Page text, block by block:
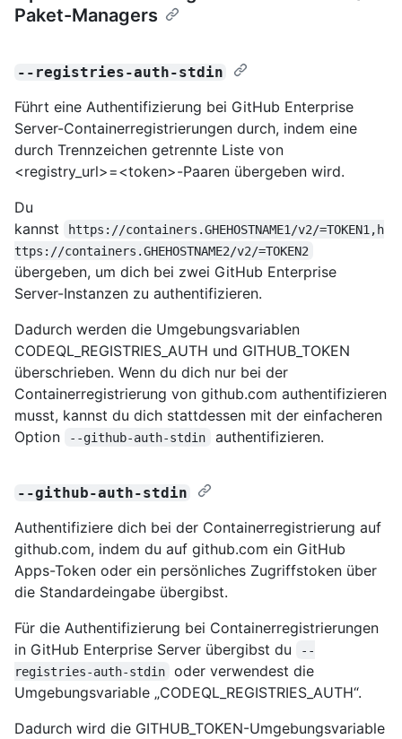
Paket-Managers
--registries-auth-stdin
Führt eine Authentifizierung bei GitHub Enterprise
Server-Containerregistrierungen durch, indem eine
durch Trennzeichen getrennte Liste von
<registry_url>=<token>-Paaren übergeben wird.
Du
kannst
https://containers.GHEHOSTNAME1/v2/=TOKEN1,h
ttps://containers.GHEHOSTNAME2/v2/=TOKEN2
übergeben, um dich bei zwei GitHub Enterprise
Server-Instanzen zu authentifizieren.
Dadurch werden die Umgebungsvariablen
CODEQL_REGISTRIES_AUTH und GITHUB_TOKEN
überschrieben. Wenn du dich nur bei der
Containerregistrierung von github.com authentifizieren
musst, kannst du dich stattdessen mit der einfacheren
Option
--github-auth-stdin authentifizieren.
--github-auth-stdin
Authentifiziere dich bei der Containerregistrierung auf
github.com, indem du auf github.com ein GitHub
Apps-Token oder ein persönliches Zugriffstoken über
die Standardeingabe übergibst.
Für die Authentifizierung bei Containerregistrierungen
in GitHub Enterprise Server übergibst du
--
registries-auth-stdin
oder verwendest die
Umgebungsvariable „CODEQL_REGISTRIES_AUTH“.
Dadurch wird die GITHUB_TOKEN-Umgebungsvariable